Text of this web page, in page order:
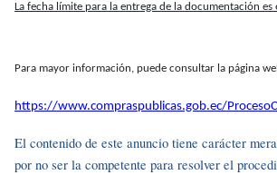
La fecha límite para la entrega de la documentación
Para mayor información, puede consultar la página
https://www.compraspublicas.gob.ec/
El contenido de este anuncio tiene carácter
por no ser la competente para resolver el